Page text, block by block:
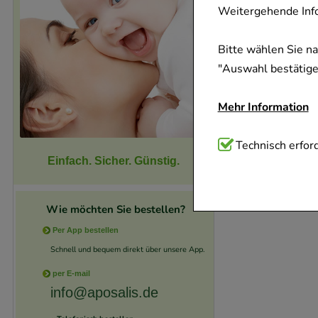
Weitergehende
Bitte wählen Sie
"Auswahl
Mehr Information
Technisch
Website
verzichtet werden
Technisch
Einfach. Sicher. Günstig.
Wie möchten Sie bestellen?
Per App bestellen
Schnell und bequem direkt über unsere App.
per E-mail
info@aposalis.de